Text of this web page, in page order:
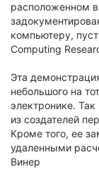
расположенном
компьютеру,
Computing
Эта
небольшого на
электронике.
из создателей
Кроме того, ее
удаленными
Винер